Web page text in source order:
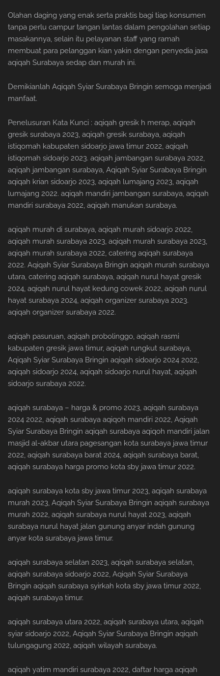
Olahan daging yang enak serta praktis bagi tiap konsumen
tanpa perlu campur tangan lantas dalam pengolahan setiap
masakannya, selain itu pelayanan staff yang ramah
membuat para pelanggan kian yakin dengan penyedia jasa
aqiqah Surabaya sedap dan murah ini.
Demikianlah Aqiqah Syiar Surabaya Bringin semoga menjadi
manfaat.
Penelusuran Kata Kunci : aqiqah gresik h merap, aqiqah
gresik surabaya 2023, aqiqah gresik surabaya, aqiqah
istiqomah kabupaten sidoarjo jawa timur 2022, aqiqah
istiqomah sidoarjo 2023. aqiqah jambangan surabaya 2022,
aqiqah jambangan surabaya, Aqiqah Syiar Surabaya Bringin
aqiqah krian sidoarjo 2023, aqiqah lumajang 2023, aqiqah
lumajang 2022. aqiqah mandiri jambangan surabaya, aqiqah
mandiri surabaya 2022, aqiqah manukan surabaya.
aqiqah murah di surabaya, aqiqah murah sidoarjo 2022,
aqiqah murah surabaya 2023, aqiqah murah surabaya 2023,
aqiqah murah surabaya 2022, catering aqiqah surabaya
2022. Aqiqah Syiar Surabaya Bringin aqiqah murah surabaya
utara, catering aqiqah surabaya, aqiqah nurul hayat gresik
2024, aqiqah nurul hayat kedung cowek 2022, aqiqah nurul
hayat surabaya 2024, aqiqah organizer surabaya 2023.
aqiqah organizer surabaya 2022.
aqiqah pasuruan, aqiqah probolinggo, aqiqah rasmi
kabupaten gresik jawa timur, aqiqah rungkut surabaya,
Aqiqah Syiar Surabaya Bringin aqiqah sidoarjo 2024 2022,
aqiqah sidoarjo 2024, aqiqah sidoarjo nurul hayat, aqiqah
sidoarjo surabaya 2022.
aqiqah surabaya – harga & promo 2023, aqiqah surabaya
2024 2022, aqiqah surabaya aqiqoh mandiri 2022, Aqiqah
Syiar Surabaya Bringin aqiqah surabaya aqiqoh mandiri jalan
masjid al-akbar utara pagesangan kota surabaya jawa timur
2022, aqiqah surabaya barat 2024, aqiqah surabaya barat,
aqiqah surabaya harga promo kota sby jawa timur 2022.
aqiqah surabaya kota sby jawa timur 2023, aqiqah surabaya
murah 2023, Aqiqah Syiar Surabaya Bringin aqiqah surabaya
murah 2022, aqiqah surabaya nurul hayat 2023, aqiqah
surabaya nurul hayat jalan gunung anyar indah gunung
anyar kota surabaya jawa timur.
aqiqah surabaya selatan 2023, aqiqah surabaya selatan,
aqiqah surabaya sidoarjo 2022, Aqiqah Syiar Surabaya
Bringin aqiqah surabaya syirkah kota sby jawa timur 2022,
aqiqah surabaya timur.
aqiqah surabaya utara 2022, aqiqah surabaya utara, aqiqah
syiar sidoarjo 2022, Aqiqah Syiar Surabaya Bringin aqiqah
tulungagung 2022, aqiqah wilayah surabaya.
aqiqah yatim mandiri surabaya 2022, daftar harga aqiqah